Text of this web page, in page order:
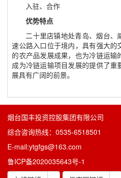
入驻、合作
优势特点
二十里店镇地处青岛、烟台
速公路入口位于境内，具有强大的
的农产品发展成果，也为冷链运
成为冷链运输项目发展的提供了重
展具有广阔的前景。
烟台国丰投资控股集团有限公司
综合咨询热线：0535-6518501
E-mail:ytgfgs@163.com
鲁ICP备2020035643号-1